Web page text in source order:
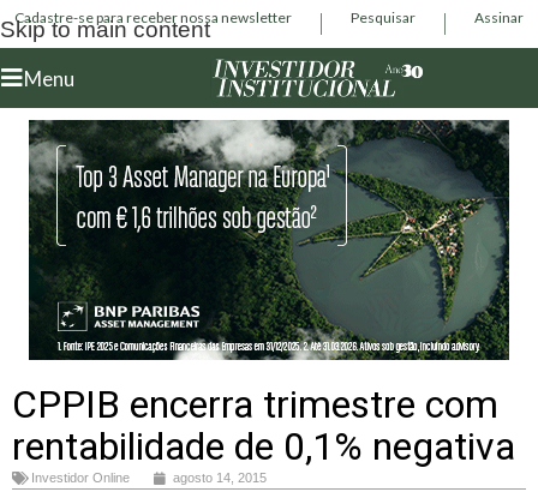
Skip to main content
Cadastre-se para receber nossa newsletter Pesquisar Assinar
Menu
CPPIB encerra trimestre com
rentabilidade de 0,1% negativa
Investidor Online agosto 14, 2015